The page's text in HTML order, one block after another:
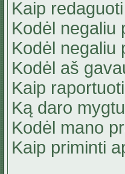
Kaip
Kodėl negaliu
Kodėl negaliu
Kodėl aš
Kaip
Ką daro
Kodėl mano
Kaip priminti